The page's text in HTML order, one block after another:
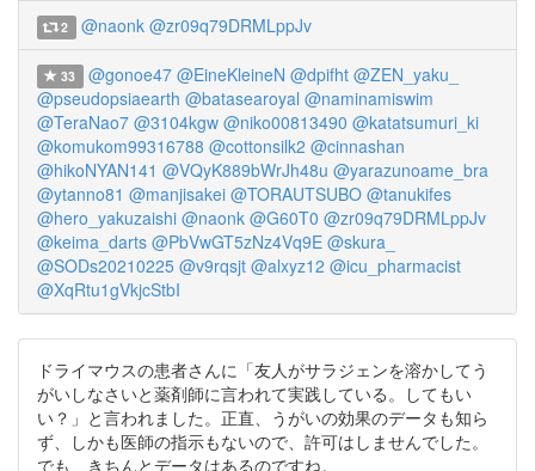
2 @naonk @zr09q79DRMLppJv
33 @gonoe47 @EineKleineN @dpifht @ZEN_yaku_
@pseudopsiaearth @batasearoyal @naminamiswim
@TeraNao7 @3104kgw @niko00813490 @katatsumuri_ki
@komukom99316788 @cottonsilk2 @cinnashan
@hikoNYAN141 @VQyK889bWrJh48u @yarazunoame_bra
@ytanno81 @manjisakei @TORAUTSUBO @tanukifes
@hero_yakuzaishi @naonk @G60T0 @zr09q79DRMLppJv
@keima_darts @PbVwGT5zNz4Vq9E @skura_
@SODs20210225 @v9rqsjt @alxyz12 @icu_pharmacist
@XqRtu1gVkjcStbI
ドライマウスの患者さんに「友人がサラジェンを溶かしてう
がいしなさいと薬剤師に言われて実践している。してもい
い？」と言われました。正直、うがいの効果のデータも知ら
ず、しかも医師の指示もないので、許可はしませんでした。
でも、きちんとデータはあるのですね。